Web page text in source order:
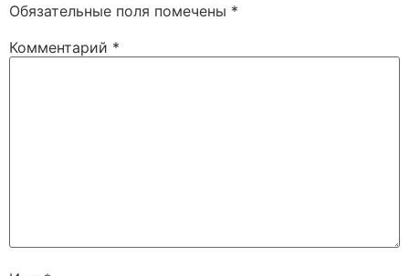
Обязательные поля помечены *
Комментарий *